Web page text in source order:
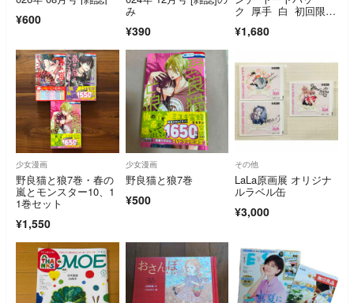
¥600
み
¥390
ク 厚手 白 初回限定
¥1,680
少女漫画
野良猫と狼7巻・春の
嵐とモンスター10、1
1巻セット
¥1,550
少女漫画
野良猫と狼7巻
¥500
その他
LaLa原画展 オリジナ
ルラベル缶
¥3,000